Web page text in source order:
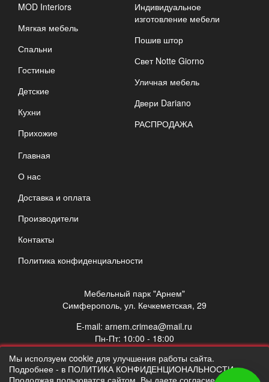
MOD Interiors
Мягкая мебель
Спальни
Гостиные
Детские
Кухни
Прихожие
Индивидуальное
изготовление мебели
Пошив штор
Свет Notte Giorno
Уличная мебель
Двери Dariano
РАСПРОДАЖА
Главная
О нас
Доставка и оплата
Производители
Контакты
Политика конфиденциальности
Мебельный парк "Арнем"
Симферополь, ул. Кечкеметская, 29
E-mail:arnem.crimea@mail.ru
Пн-Пт: 10:00 - 18:00
Сб: 10:00 - 17:00
Вс: выходной
Мы исползуем cookie для улучшения работы сайта.
Подробнее - в ПОЛИТИКА КОНФИДЕНЦИОНАЛЬНОСТИ.
Продолжая пользоватся сайтом, Вы даете согласие на